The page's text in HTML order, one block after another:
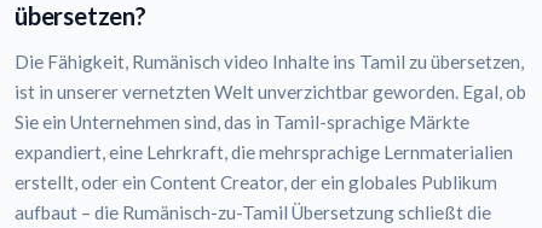
übersetzen?
Die Fähigkeit, Rumänisch video Inhalte ins Tamil zu übersetzen,
ist in unserer vernetzten Welt unverzichtbar geworden. Egal, ob
Sie ein Unternehmen sind, das in Tamil-sprachige Märkte
expandiert, eine Lehrkraft, die mehrsprachige Lernmaterialien
erstellt, oder ein Content Creator, der ein globales Publikum
aufbaut – die Rumänisch-zu-Tamil Übersetzung schließt die